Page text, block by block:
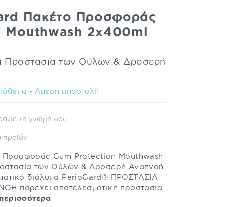
Πακέτο Προσφοράς
2x400ml
Προστασία των Ούλων & Δροσερή
- Άμεση αποστολή
τη γνώμη σου
προϊόν
Gum Protection Mouthwash
των Ούλων & Δροσερή Αναπνοή
διάλυμα PerioGard® ΠΡΟΣΤΑΣΙΑ
παρέχει αποτελεσματική προστασία